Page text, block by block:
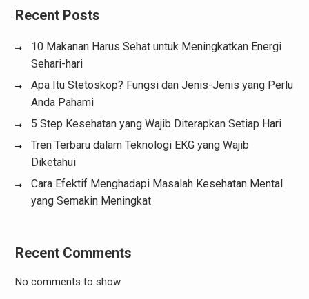
Recent Posts
10 Makanan Harus Sehat untuk Meningkatkan Energi
Sehari-hari
Apa Itu Stetoskop? Fungsi dan Jenis-Jenis yang Perlu
Anda Pahami
5 Step Kesehatan yang Wajib Diterapkan Setiap Hari
Tren Terbaru dalam Teknologi EKG yang Wajib
Diketahui
Cara Efektif Menghadapi Masalah Kesehatan Mental
yang Semakin Meningkat
Recent Comments
No comments to show.